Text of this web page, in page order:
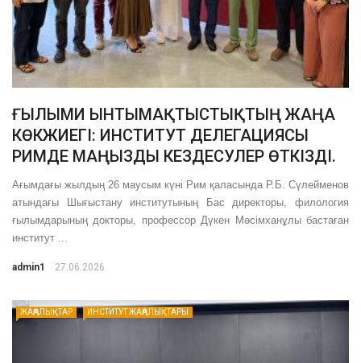
ҒЫЛЫМИ ЫНТЫМАҚТЫСТЫҚТЫҢ ЖАҢА
КӨКЖИЕГІ: ИНСТИТУТ ДЕЛЕГАЦИЯСЫ
РИМДЕ МАҢЫЗДЫ КЕЗДЕСУЛЕР ӨТКІЗДІ.
Ағымдағы жылдың 26 маусым күні Рим қаласында Р.Б. Сүлейменов
атындағы Шығыстану институтының Бас директоры, филология
ғылымдарының докторы, профессор Дүкен Мәсімханұлы бастаған
институт ...
admin1 27.06.2026
ЖАҢАЛЫҚТАР ИНСТИТУТ ЖАҢАЛЫҚТАРЫ